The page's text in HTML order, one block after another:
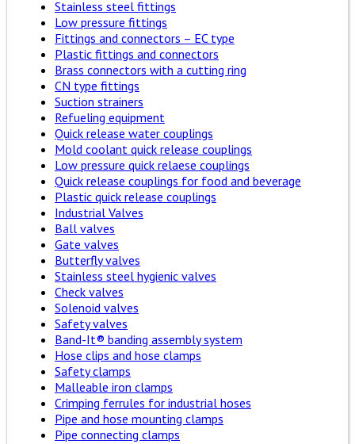
Stainless steel fittings
Low pressure fittings
Fittings and connectors – EC type
Plastic fittings and connectors
Brass connectors with a cutting ring
CN type fittings
Suction strainers
Refueling equipment
Quick release water couplings
Mold coolant quick release couplings
Low pressure quick relaese couplings
Quick release couplings for food and beverage
Plastic quick release couplings
Industrial Valves
Ball valves
Gate valves
Butterfly valves
Stainless steel hygienic valves
Check valves
Solenoid valves
Safety valves
Band-It® banding assembly system
Hose clips and hose clamps
Safety clamps
Malleable iron clamps
Crimping ferrules for industrial hoses
Pipe and hose mounting clamps
Pipe connecting clamps